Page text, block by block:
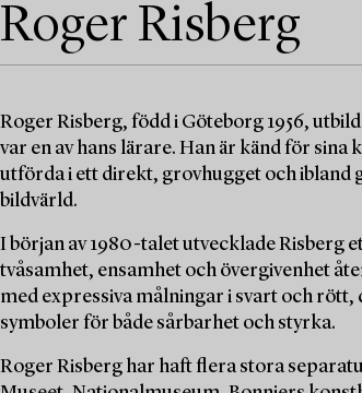
Roger Risberg
Roger Risberg, född i Göteborg 1956,
var en av hans lärare. Han är känd för
utförda i ett direkt, grovhugget och
bildvärld.
I början av 1980-talet utvecklade Risberg
tvåsamhet, ensamhet och övergivenhet
med expressiva målningar i svart och
symboler för både sårbarhet och styrka.
Roger Risberg har haft flera stora